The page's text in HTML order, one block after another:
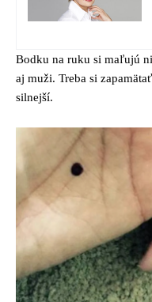
Bodku na ruku si maľujú
aj muži. Treba si
silnejší.